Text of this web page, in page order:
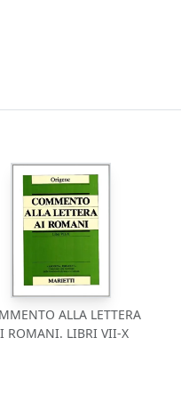
ALLA LETTERA
ROMANI. LIBRI VII-X